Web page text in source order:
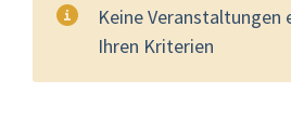
Keine Veranstaltungen
Ihren Kriterien